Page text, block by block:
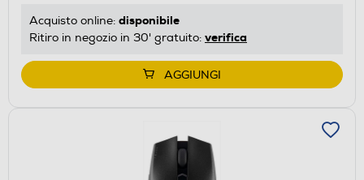
Acquisto online: disponibile
Ritiro in negozio in 30' gratuito: verifica
AGGIUNGI